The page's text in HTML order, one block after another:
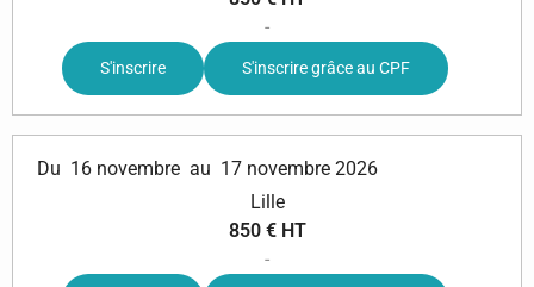
-
S'inscrire S'inscrire grâce au CPF
Du 16 novembre au 17 novembre 2026
Lille
850 € HT
-